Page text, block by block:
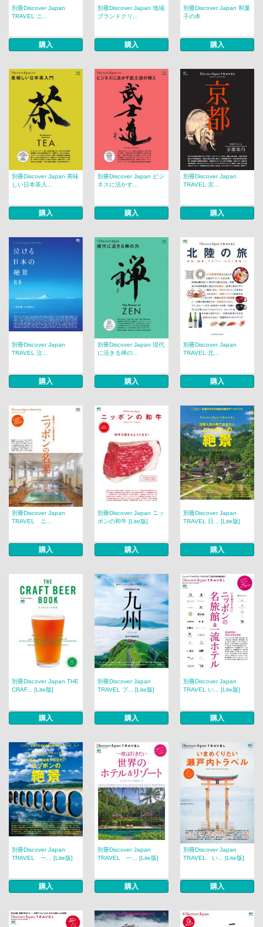
別冊Discover Japan
TRAVEL ニ...
購入
別冊Discover Japan 地域
ブランドクリ...
購入
別冊Discover Japan 和菓
子の本
購入
別冊Discover Japan 美味
しい日本茶入...
購入
別冊Discover Japan ビジ
ネスに活かす...
購入
別冊Discover Japan
TRAVEL 京...
購入
別冊Discover Japan
TRAVEL 泣...
購入
別冊Discover Japan 現代
に活きる禅の...
購入
別冊Discover Japan
TRAVEL 北...
購入
別冊Discover Japan
TRAVEL ニ...
購入
別冊Discover Japan ニッ
ポンの和牛 [Lite版]
購入
別冊Discover Japan
TRAVEL 日... [Lite版]
購入
別冊Discover Japan THE
CRAF... [Lite版]
購入
別冊Discover Japan
TRAVEL プ... [Lite版]
購入
別冊Discover Japan
TRAVEL い... [Lite版]
購入
別冊Discover Japan
TRAVEL 一... [Lite版]
購入
別冊Discover Japan
TRAVEL 一... [Lite版]
購入
別冊Discover Japan
TRAVEL い... [Lite版]
購入